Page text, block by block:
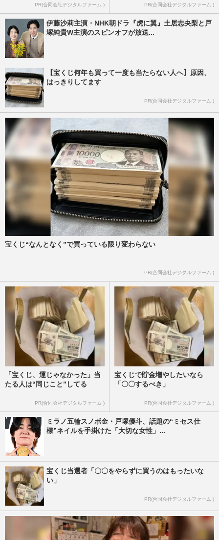
PR(合同会社デジタルファーム ) PR(合同会社デジタルファーム )
伊藤沙莉主演・NHK朝ドラ『虎に翼』土居志央梨と戸
塚純貴W主演のスピンオフが放送...
【宝くじ何年も買って一度も当たらない人へ】原因、
はっきりしてます
PR(合同会社デジタルファーム )
宝くじ“なんとなく”で買っている限り変わらない
PR(合同会社デジタルファーム )
「宝くじ、運じゃなかった」当
たる人は“同じこと”してる
PR(合同会社デジタルファーム )
宝くじで貯金増やしたいなら
「〇〇するべき」
PR(合同会社デジタルファーム )
ミラノ五輪スノボ金・戸塚優斗、話題の“ミセス仕
様”ネイルを手掛けた「大切な女性」...
宝くじ当選者「〇〇をやらずに買うのはもったいな
い」
PR(合同会社デジタルファーム )